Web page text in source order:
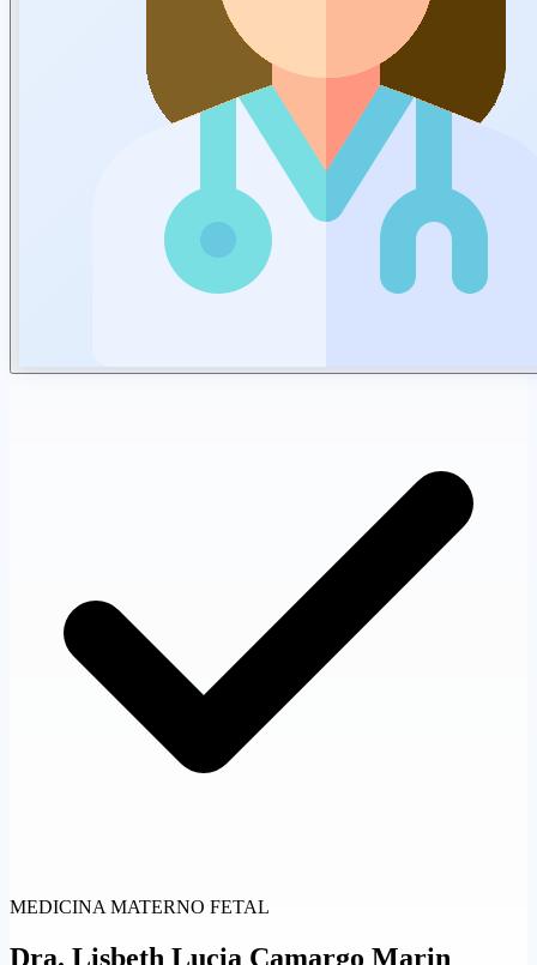
MEDICINA MATERNO FETAL
Dra. Lisbeth Lucia Camargo Marin